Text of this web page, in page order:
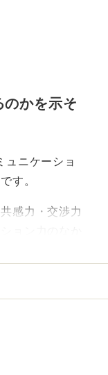
のかを示そ
ュニケーショ
す。
感力・交渉力
ョン力のなか
果や成果が出